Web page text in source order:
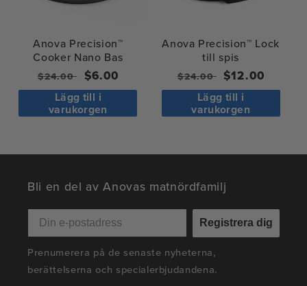
Anova Precision™
Cooker Nano Bas
Ordinarie
pris
$24.00 Försäljningspris
$6.00
Lägg till i
varukorgen
Anova Precision™ Lock
till spis
Ordinarie
pris
$24.00 $12.00
Lägg till i
varukorgen
Bli en del av Anovas matnördfamilj
Registrera dig
Prenumerera på de senaste nyheterna,
berättelserna och specialerbjudandena.